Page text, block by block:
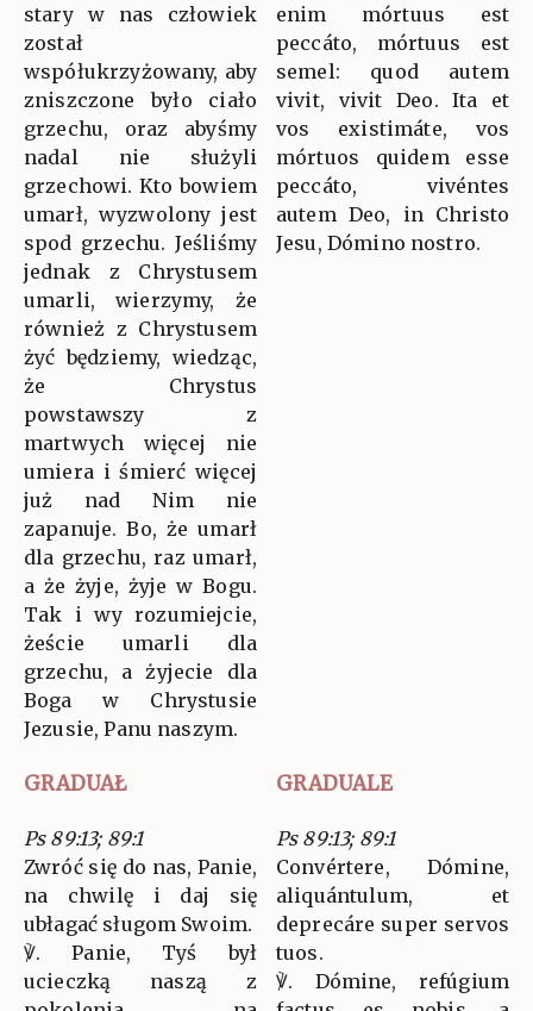
stary w nas człowiek
został
współukrzyżowany, aby
zniszczone było ciało
grzechu, oraz abyśmy
nadal nie służyli
grzechowi. Kto bowiem
umarł, wyzwolony jest
spod grzechu. Jeśliśmy
jednak z Chrystusem
umarli, wierzymy, że
również z Chrystusem
żyć będziemy, wiedząc,
że Chrystus
powstawszy z
martwych więcej nie
umiera i śmierć więcej
już nad Nim nie
zapanuje. Bo, że umarł
dla grzechu, raz umarł,
a że żyje, żyje w Bogu.
Tak i wy rozumiejcie,
żeście umarli dla
grzechu, a żyjecie dla
Boga w Chrystusie
Jezusie, Panu naszym.
enim mórtuus est
peccáto, mórtuus est
semel: quod autem
vivit, vivit Deo. Ita et
vos existimáte, vos
mórtuos quidem esse
peccáto, vivéntes
autem Deo, in Christo
Jesu, Dómino nostro.
GRADUAŁ GRADUALE
Ps 89:13; 89:1
Zwróć się do nas, Panie,
na chwilę i daj się
ubłagać sługom Swoim.
℣. Panie, Tyś był
ucieczką naszą z
Ps 89:13; 89:1
Convértere, Dómine,
aliquántulum, et
deprecáre super servos
tuos.
℣. Dómine, refúgium